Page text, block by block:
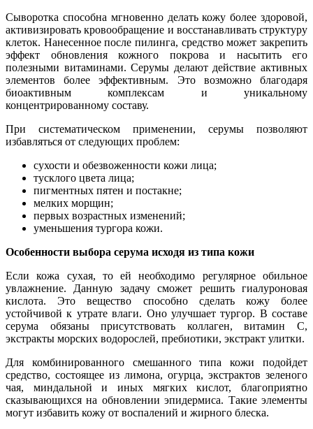
Сыворотка способна мгновенно делать кожу более здоровой,
активизировать кровообращение и восстанавливать структуру
клеток. Нанесенное после пилинга, средство может закрепить
эффект обновления кожного покрова и насытить его
полезными витаминами. Серумы делают действие активных
элементов более эффективным. Это возможно благодаря
биоактивным комплексам и уникальному
концентрированному составу.
При систематическом применении, серумы позволяют
избавляться от следующих проблем:
сухости и обезвоженности кожи лица;
тусклого цвета лица;
пигментных пятен и постакне;
мелких морщин;
первых возрастных изменений;
уменьшения тургора кожи.
Особенности выбора серума исходя из типа кожи
Если кожа сухая, то ей необходимо регулярное обильное
увлажнение. Данную задачу сможет решить гиалуроновая
кислота. Это вещество способно сделать кожу более
устойчивой к утрате влаги. Оно улучшает тургор. В составе
серума обязаны присутствовать коллаген, витамин С,
экстракты морских водорослей, пребиотики, экстракт улитки.
Для комбинированного смешанного типа кожи подойдет
средство, состоящее из лимона, огурца, экстрактов зеленого
чая, миндальной и иных мягких кислот, благоприятно
сказывающихся на обновлении эпидермиса. Такие элементы
могут избавить кожу от воспалений и жирного блеска.